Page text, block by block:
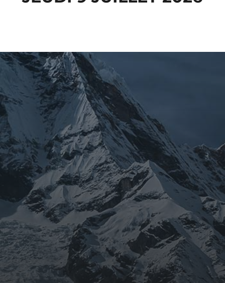
ARCHIVES
mars 2026
février 2026
décembre 2025
septembre 2024
août 2024
CATÉGORIES
Conférences
conférences échecs
Echecs